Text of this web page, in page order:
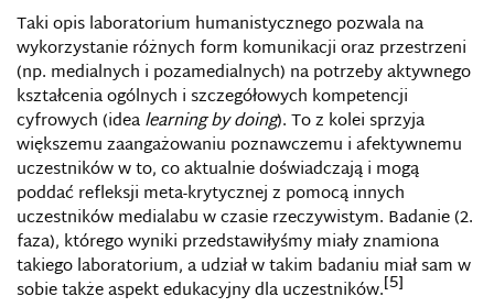
Taki opis laboratorium humanistycznego pozwala na
wykorzystanie różnych form komunikacji oraz przestrzeni
(np. medialnych i pozamedialnych) na potrzeby aktywnego
kształcenia ogólnych i szczegółowych kompetencji
cyfrowych (idealearning by doing). To z kolei sprzyja
większemu zaangażowaniu poznawczemu i afektywnemu
uczestników w to, co aktualnie doświadczają i mogą
poddać refleksji meta-krytycznej z pomocą innych
uczestników medialabu w czasie rzeczywistym. Badanie (2.
faza), którego wyniki przedstawiłyśmy miały znamiona
takiego laboratorium, a udział w takim badaniu miał sam w
sobie także aspekt edukacyjny dla uczestników.[5]